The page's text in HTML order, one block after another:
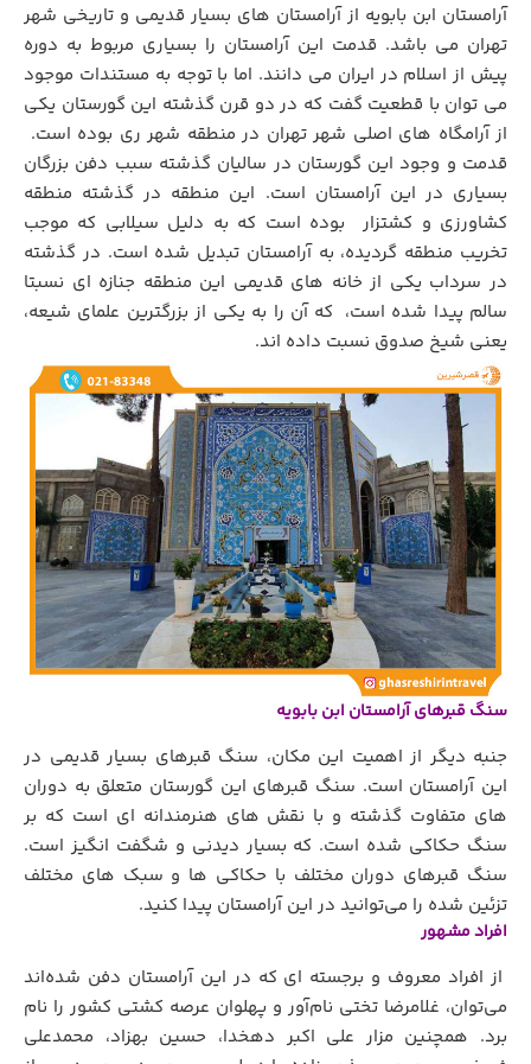
آرامستان ابن بابویه از آرامستان های بسیار قدیمی و تاریخی شهر
تهران می باشد. قدمت این آرامستان را بسیاری مربوط به دوره
پیش از اسلام در ایران می دانند. اما با توجه به مستندات موجود
می توان با قطعیت گفت که در دو قرن گذشته این گورستان یکی
از آرامگاه های اصلی شهر تهران در منطقه شهر ری بوده است.
قدمت و وجود این گورستان در سالیان گذشته سبب دفن بزرگان
بسیاری در این آرامستان است. این منطقه در گذشته منطقه
کشاورزی و کشتزار بوده است که به دلیل سیلابی که موجب
تخریب منطقه گردیده، به آرامستان تبدیل شده است. در گذشته
در سرداب یکی از خانه های قدیمی این منطقه جنازه ای نسبتا
سالم پیدا شده است، که آن را به یکی از بزرگترین علمای شیعه،
یعنی شیخ صدوق نسبت داده اند.
سنگ قبرهای آرامستان ابن بابویه
جنبه دیگر از اهمیت این مکان، سنگ قبرهای بسیار قدیمی در
این آرامستان است. سنگ قبرهای این گورستان متعلق به دوران
های متفاوت گذشته و با نقش های هنرمندانه ای است که بر
سنگ حکاکی شده است. که بسیار دیدنی و شگفت انگیز است.
سنگ قبرهای دوران مختلف با حکاکی ها و سبک های مختلف
تزئین شده را می‌توانید در این آرامستان پیدا کنید.
افراد مشهور
از افراد معروف و برجسته ای که در این آرامستان دفن شده‌اند
می‌توان، غلامرضا تختی نام‌آور و پهلوان عرصه کشتی کشور را نام
برد. همچنین مزار علی اکبر دهخدا، حسین بهزاد، محمدعلی